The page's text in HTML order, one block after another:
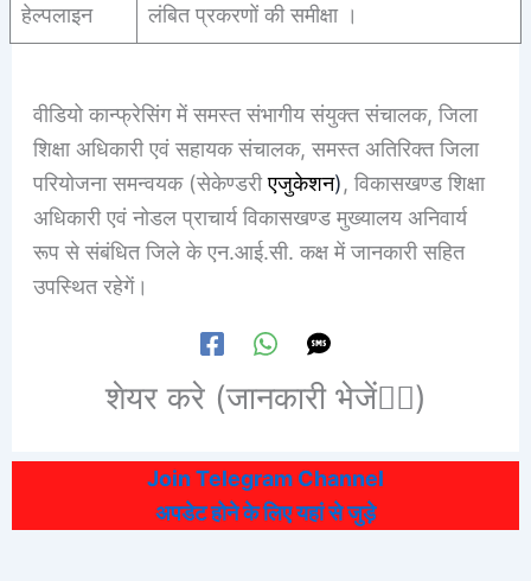
हेल्पलाइन
लंबित प्रकरणों की समीक्षा ।
वीडियो कान्फ्रेसिंग में समस्त संभागीय संयुक्त संचालक, जिला
शिक्षा अधिकारी एवं सहायक संचालक, समस्त अतिरिक्त जिला
परियोजना समन्वयक (सेकेण्डरीएजुकेशन), विकासखण्ड शिक्षा
अधिकारी एवं नोडल प्राचार्य विकासखण्ड मुख्यालय अनिवार्य
रूप से संबंधित जिले के एन.आई.सी. कक्ष में जानकारी सहित
उपस्थित रहेगें।
शेयर करे (जानकारी भेजें👆🏻)
Join Telegram Channel
अपडेट होने के लिए यहां से जुड़े